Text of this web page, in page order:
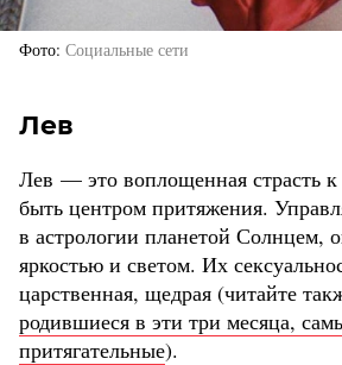
Фото Социальные сети
Лев
Лев — это воплощенная страсть
быть центром притяжения.
в астрологии планетой Солнцем,
яркостью и светом. Их
царственная, щедрая (читайте
родившиеся в эти три месяца,
притягательные).